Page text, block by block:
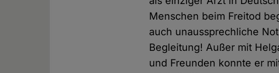
Menschen beim Freitod
auch unaussprechliche
Begleitung! Außer mit
und Freunden konnte er